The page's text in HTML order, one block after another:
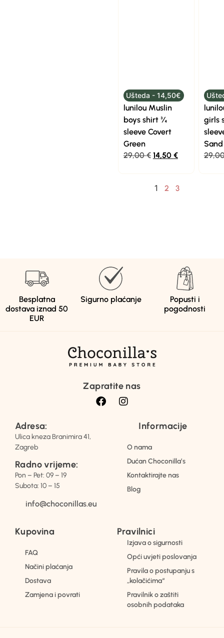
Ušteda - 14,50€
lunilou Muslin
boys shirt ¾
sleeve Covert
Green
29,00€ 14,50 €
girls
Sand
1 2 3
Besplatna
dostava iznad 50
EUR
Sigurno plaćanje
Popusti i
pogodnosti
Zapratite nas
Adresa:
Ulica kneza Branimira 41,
Zagreb
Radno vrijeme:
Pon – Pet: 09 – 19
Subota: 10 – 15
info@choconillas.eu
Informacije
O nama
Dućan Choconilla’s
Kontaktirajte nas
Blog
Kupovina
FAQ
Načini plaćanja
Dostava
Zamjena i povrati
Pravilnici
Izjava o sigurnosti
Opći uvjeti poslovanja
Pravila o postupanju s
„kolačićima“
Pravilnik o zaštiti
osobnih podataka